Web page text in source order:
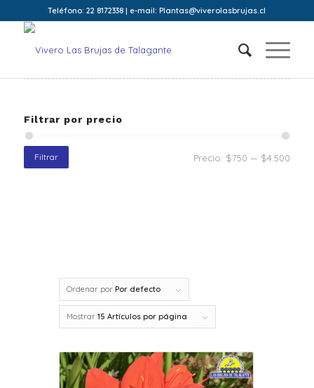
Teléfono: 22 8172338 | e-mail: Plantas@viverolasbrujas.cl
Ordenar por Por defecto
Mostrar 15 Artículos por página
Filtrar por precio
Filtrar Precio: $750 — $4.500